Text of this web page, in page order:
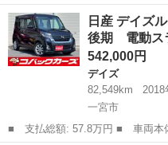
名： 日産 ■ 車種名： デイ
ワンセグＴＶ リアカメラ 衝突
■ 排気量：...
愛知 一宮市 デイズ
日産 デイズ
後期 電動
542,000円
デイズ
82,549km
2018
一宮市
■ 支払総額: 57.8万円 ■ 車両本体価格： 542,000 円 ■ メーカー